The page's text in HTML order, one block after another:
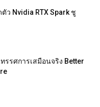
ว Nvidia RTX Spark ชู
รรศการเสมือนจริง Better